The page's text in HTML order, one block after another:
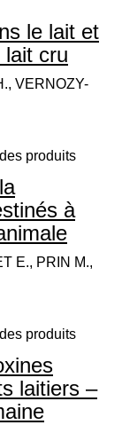
le lait et
lait cru
VERNOZY-
produits
à
E., PRIN M.,
produits
laitiers –